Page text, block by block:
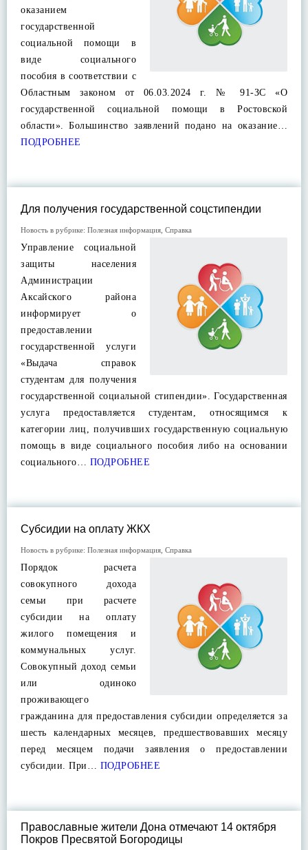
оказанием
государственной
социальной помощи в
виде социального
пособия в соответствии с
Областным законом от 06.03.2024 г. № 91-ЗС «О
государственной социальной помощи в Ростовской
области». Большинство заявлений подано на оказание…
ПОДРОБНЕЕ
Для получения государственной соцстипендии
Новость в рубрике: Полезная информация Справка
Управление социальной
защиты населения
Администрации
Аксайского района
информирует о
предоставлении
государственной услуги
«Выдача справок
студентам для получения
государственной социальной стипендии». Государственная
услуга предоставляется студентам, относящимся к
категории лиц, получивших государственную социальную
помощь в виде социального пособия либо на основании
социального… ПОДРОБНЕЕ
Субсидии на оплату ЖКХ
Новость в рубрике: Полезная информация Справка
Порядок расчета
совокупного дохода
семьи при расчете
субсидии на оплату
жилого помещения и
коммунальных услуг.
Совокупный доход семьи
или одиноко
проживающего
гражданина для предоставления субсидии определяется за
шесть календарных месяцев, предшествовавших месяцу
перед месяцем подачи заявления о предоставлении
субсидии. При… ПОДРОБНЕЕ
Православные жители Дона отмечают 14 октября
Покров Пресвятой Богородицы